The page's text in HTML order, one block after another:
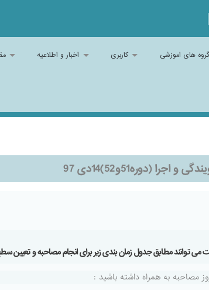
گروه های اموزشی کاربری اخبار و اطلاعیه
(دوره51و52)14دی 97
توانند مطابق جدول زمان بندی زیر برای انجام مصاحبه و تعیین
مصاحبه به همراه داشته باشید :